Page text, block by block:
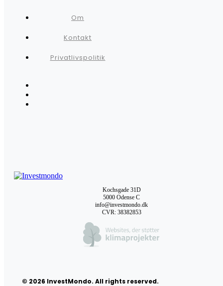
Om
Kontakt
Privatlivspolitik
Kochsgade 31D
5000 Odense C
info@investmondo.dk
CVR: 38382853
© 2026 InvestMondo. All rights reserved.